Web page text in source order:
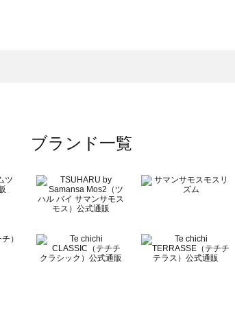
ブランド一覧